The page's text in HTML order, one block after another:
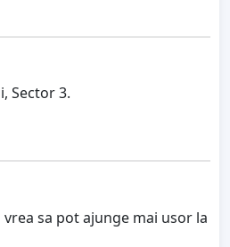
Sector 3.
sa pot ajunge mai usor la